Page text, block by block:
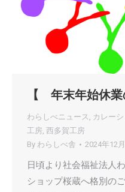
【 年末年始休
わらしべニュース , カレー
工房, 西多賀工房
By わらしべ舎 2024年12
日頃より社会福祉法
ショップ桜蔵へ格別の